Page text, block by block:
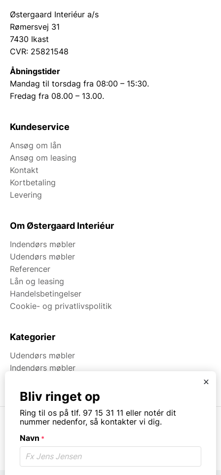
Østergaard Interiéur a/s
Rømersvej 31
7430 Ikast
CVR: 25821548
Åbningstider
Mandag til torsdag fra 08:00 – 15:30.
Fredag fra 08.00 – 13.00.
Kundeservice
Ansøg om lån
Ansøg om leasing
Kontakt
Kortbetaling
Levering
Om Østergaard Interiéur
Indendørs møbler
Udendørs møbler
Referencer
Lån og leasing
Handelsbetingelser
Cookie- og privatlivspolitik
Kategorier
Udendørs møbler
Indendørs møbler
© Copyright. All rights reserved.
x
Bliv ringet op
Ring til os på tlf. 97 15 31 11 eller notér dit
nummer nedenfor, så kontakter vi dig.
Navn *